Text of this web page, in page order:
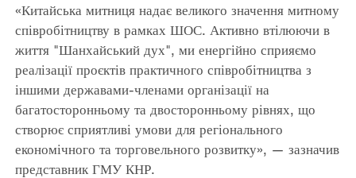
«Китайська митниця надає великого значення митному
співробітництву в рамках ШОС. Активно втілюючи в
життя "Шанхайський дух", ми енергійно сприяємо
реалізації проєктів практичного співробітництва з
іншими державами-членами організації на
багатосторонньому та двосторонньому рівнях, що
створює сприятливі умови для регіонального
економічного та торговельного розвитку», — зазначив
представник ГМУ КНР.